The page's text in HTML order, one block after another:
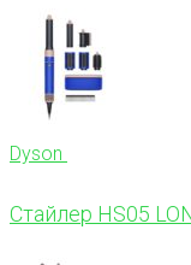
Dyson
Стайлер HS05